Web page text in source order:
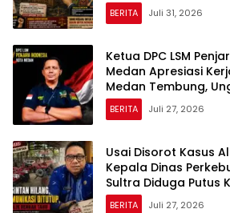
BERITA Juli 31, 2026
Ketua DPC LSM
Medan Apresiasi
Medan Tembung,
Pemerasan
BERITA Juli 27, 2026
Usai Disorot Kasus
Kepala Dinas
Sultra Diduga Putus
Media
BERITA Juli 27, 2026